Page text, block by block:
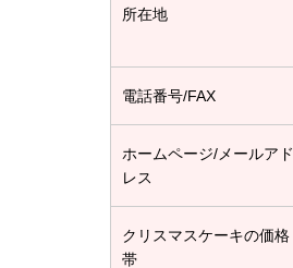
所在地
電話番号/FAX
ホームページ/メールアド
レス
クリスマスケーキの価格
帯